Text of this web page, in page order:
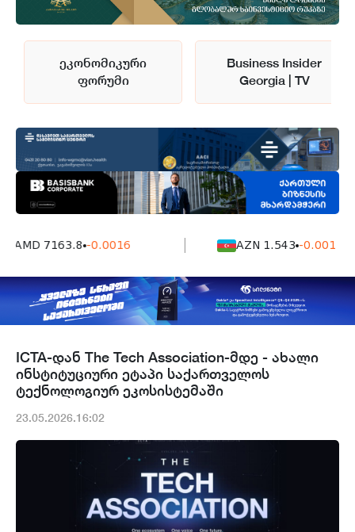
ეკონომიკური
ფორუმი
Business Insider
Georgia | TV
AMD 7163.8 -0.0016 AZN 1.543 -0.001
ICTA-დან The Tech Association-მდე - ახალი
ინსტიტუციური ეტაპი საქართველოს
ტექნოლოგიურ ეკოსისტემაში
23.05.2026.16:02